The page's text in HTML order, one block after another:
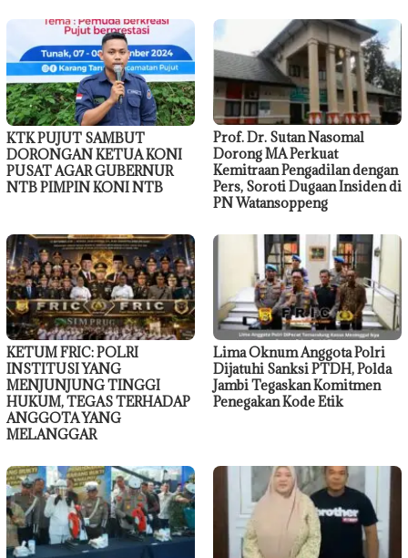
KTK PUJUT SAMBUT
DORONGAN KETUA KONI
PUSAT AGAR GUBERNUR
NTB PIMPIN KONI NTB
Prof. Dr. Sutan Nasomal
Dorong MA Perkuat
Kemitraan Pengadilan dengan
Pers, Soroti Dugaan Insiden di
PN Watansoppeng
KETUM FRIC: POLRI
INSTITUSI YANG
MENJUNJUNG TINGGI
HUKUM, TEGAS TERHADAP
ANGGOTA YANG
MELANGGAR
Lima Oknum Anggota Polri
Dijatuhi Sanksi PTDH, Polda
Jambi Tegaskan Komitmen
Penegakan Kode Etik